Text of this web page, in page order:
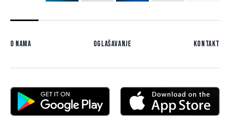
O nama Oglašavanje Kontakt